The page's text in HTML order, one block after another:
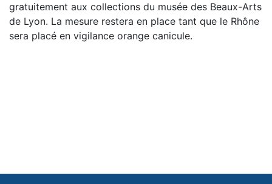
gratuitement aux collections du musée des Beaux-Arts
de Lyon. La mesure restera en place tant que le Rhône
sera placé en vigilance orange canicule.